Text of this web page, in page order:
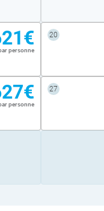
personne
20
personne
27